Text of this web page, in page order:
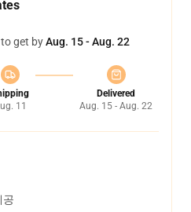
get byAug. 15 - Aug. 22
11
Delivered
Aug. 15 - Aug. 22
공